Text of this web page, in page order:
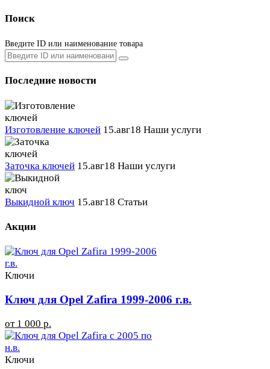
Поиск
Введите ID или наименование товара
Последние новости
Изготовление ключей 15.авг18 Наши услуги
Заточка ключей 15.авг18 Наши услуги
Выкидной ключ 15.авг18 Статьи
Акции
Ключи
Ключ для Opel Zafira 1999-2006 г.в.
от 1 000 р.
Ключи